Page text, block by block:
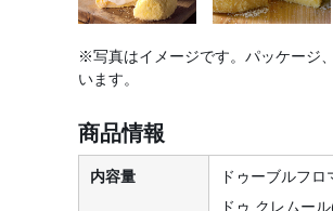
※写真はイメージです。パッケージ
います。
商品情報
内容量
ドゥーブルフ
ドゥ クレムー